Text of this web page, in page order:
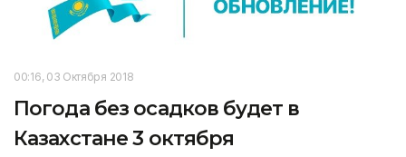
00:16, 03 Октября 2018
Погода без осадков будет в
Казахстане 3 октября